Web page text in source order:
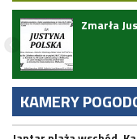
Zmarła
KAMERY